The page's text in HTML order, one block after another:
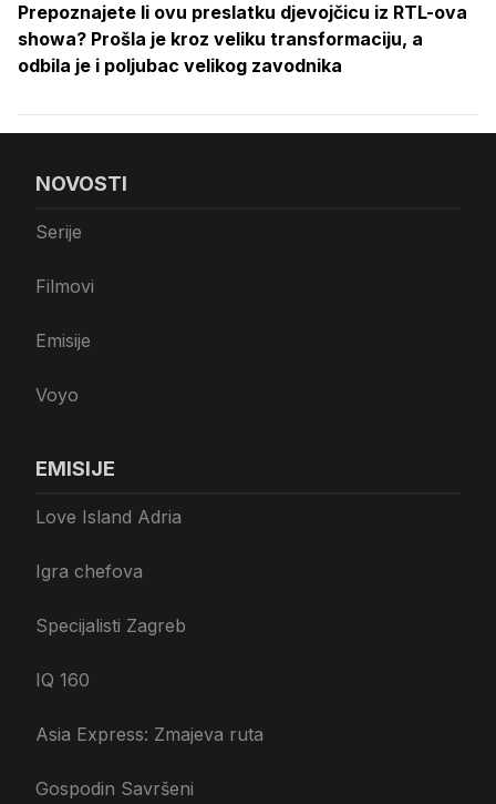
Prepoznajete li ovu preslatku djevojčicu iz RTL-ova
showa? Prošla je kroz veliku transformaciju, a
odbila je i poljubac velikog zavodnika
NOVOSTI
Serije
Filmovi
Emisije
Voyo
EMISIJE
Love Island Adria
Igra chefova
Specijalisti Zagreb
IQ 160
Asia Express: Zmajeva ruta
Gospodin Savršeni